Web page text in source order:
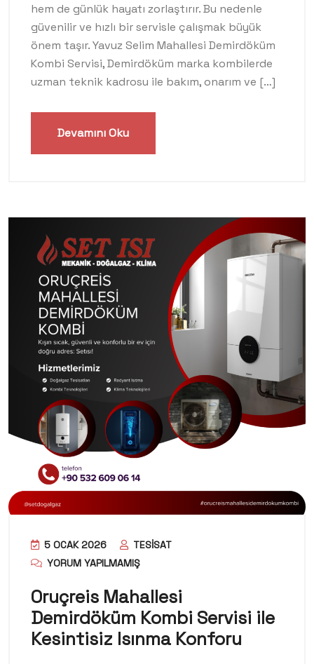
hem de günlük hayatı zorlaştırır. Bu nedenle
güvenilir ve hızlı bir servisle çalışmak büyük
önem taşır. Yavuz Selim Mahallesi Demirdöküm
Kombi Servisi, Demirdöküm marka kombilerde
uzman teknik kadrosu ile bakım, onarım ve […]
Devamını Oku
5 OCAK 2026
TESISAT
YORUM YAPILMAMIŞ
Oruçreis Mahallesi
Demirdöküm Kombi Servisi ile
Kesintisiz Isınma Konforu